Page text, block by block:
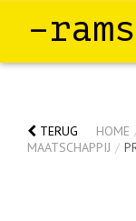
TERUG HOME
MAATSCHAPPIJ /